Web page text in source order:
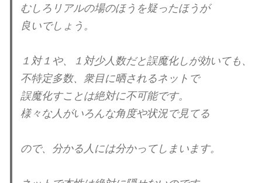
むしろリアルの場のほうを疑ったほうが
良いでしょう。
１対１や、１対少人数だと誤魔化しが効いても、
不特定多数、
衆目に晒されるネットで
誤魔化すことは絶対に不可能です。
様々な人がいろんな角度や状況で見てる
ので、分かる人には分かってしまいます。